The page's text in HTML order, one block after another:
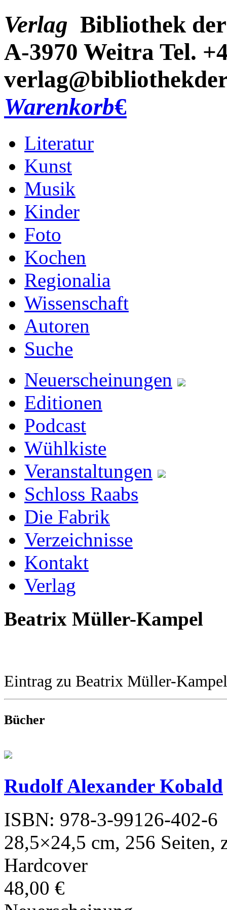
Verlag Bibliothek
A-3970 Weitra Tel.
Warenkorb€
Literatur
Kunst
Musik
Kinder
Foto
Kochen
Regionalia
Wissenschaft
Autoren
Suche
Neuerscheinungen
Editionen
Podcast
Wühlkiste
Veranstaltungen
Schloss Raabs
Die Fabrik
Verzeichnisse
Kontakt
Verlag
Beatrix Müller-Kampel
Eintrag zu Beatrix Müller-
Bücher
Rudolf Alexander Kobald
ISBN: 978-3-99126-402-6
28,5×24,5 cm, 256 Seiten,
Hardcover
48,00 €